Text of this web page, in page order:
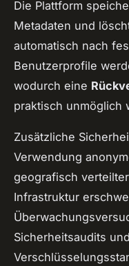
Die Plattform
Metadaten und
automatisch nach
Benutzerprofile
wodurch eine
praktisch unmöglich
Zusätzliche
Verwendung
geografisch
Infrastruktur
Sicherheitsaudits